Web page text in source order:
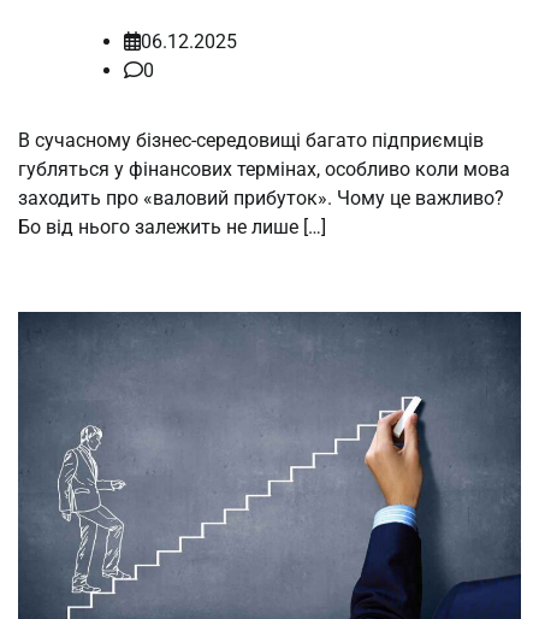
06.12.2025
0
В сучасному бізнес-середовищі багато підприємців
губляться у фінансових термінах, особливо коли мова
заходить про «валовий прибуток». Чому це важливо?
Бо від нього залежить не лише […]